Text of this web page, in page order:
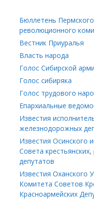
Бюллетень
революционного
Вестник Приуралья
Власть народа
Голос Сибирской
Голос сибиряка
Голос трудового
Епархиальные
Известия
железнодорожных
Известия Осинского
Совета
депутатов
Известия Оханского
Комитета Советов
Красноармейских